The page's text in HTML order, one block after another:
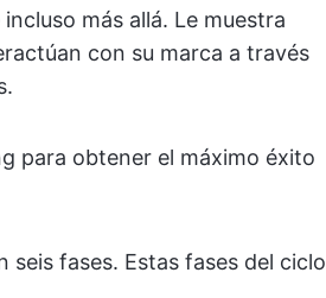
más allá. Le muestra
con su marca a través
para obtener el máximo éxito
seis fases. Estas fases del ciclo